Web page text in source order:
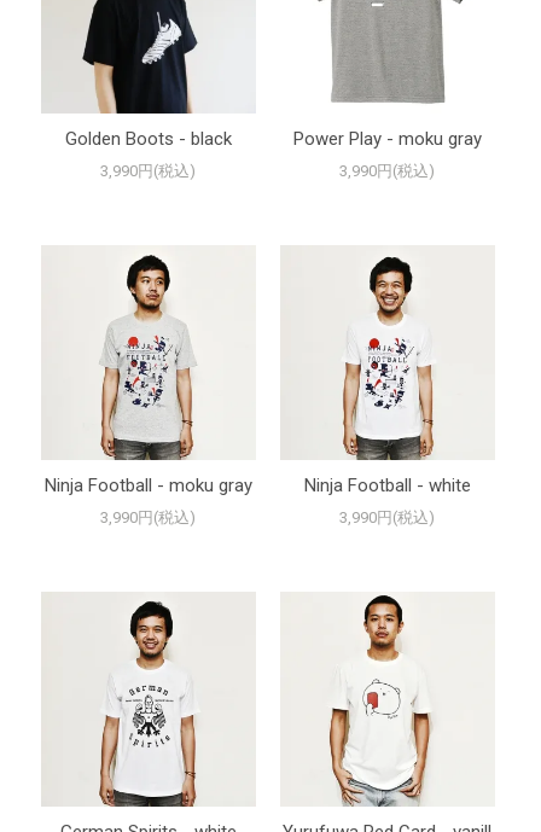
Golden Boots - black
3,990円(税込)
Power Play - moku gray
3,990円(税込)
Ninja Football - moku gray
3,990円(税込)
Ninja Football - white
3,990円(税込)